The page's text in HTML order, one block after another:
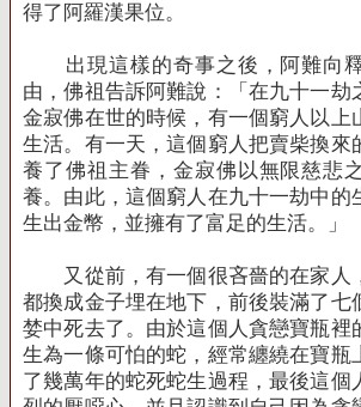
得了阿羅漢果位。
出現這樣的奇事之後，阿難向
由，佛祖告訴阿難說：「在九十一劫
金寂佛在世的時候，有一個窮人以上
生活。有一天，這個窮人把賣柴換來
養了佛祖主眷，金寂佛以無限慈悲
養。由此，這個窮人在九十一劫中的
生出金幣，並擁有了富足的生活。」
又從前，有一個很吝嗇的在家人
都換成金子埋在地下，前後裝滿了七
婪中死去了。由於這個人貪戀寶瓶裡
生為一條可怕的蛇，經常纏繞在寶瓶
了幾萬年的蛇死蛇生過程，最後這個